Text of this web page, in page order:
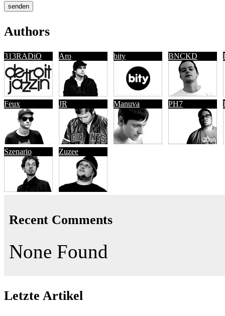
Authors
313RADiO Aro bity BNCKD
Feux JR Manuva PH7
Szenario Zuzee
Recent Comments
None Found
Letzte Artikel